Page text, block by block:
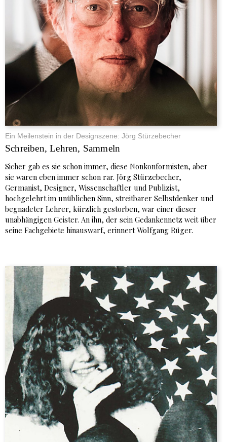
Ein Meilenstein in der Designszene: Jörg Stürzebecher
Schreiben, Lehren, Sammeln
Sicher gab es sie schon immer, diese Nonkonformisten, aber
sie waren eben immer schon rar. Jörg Stürzebecher,
Germanist, Designer, Wissenschaftler und Publizist,
hochgelehrt im unüblichen Sinn, streitbarer Selbstdenker und
begnadeter Lehrer, kürzlich gestorben, war einer dieser
unabhängigen Geister. An ihn, der sein Gedankennetz weit über
seine Fachgebiete hinauswarf, erinnert Wolfgang Rüger.